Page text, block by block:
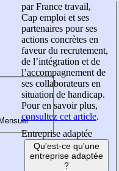
par France travail,
Cap emploi et ses
partenaires pour ses
actions concrètes en
faveur du recrutement,
de l’intégration et de
l’accompagnement de
ses collaborateurs en
situation de handicap.
Pour en savoir plus,
consultez cet article.
Entreprise adaptée
Qu'est-ce qu'une
entreprise adaptée
?